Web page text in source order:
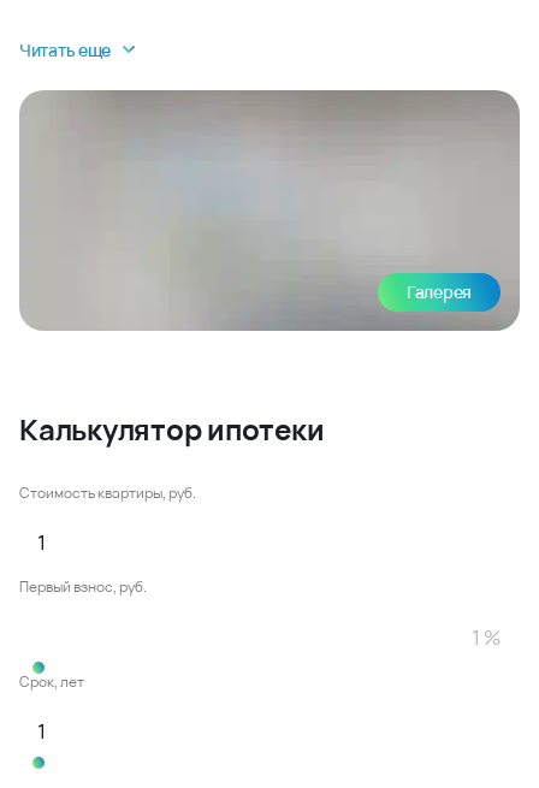
Читать еще
Галерея
Калькулятор ипотеки
Стоимость квартиры, руб.
Первый взнос, руб.
Срок, лет